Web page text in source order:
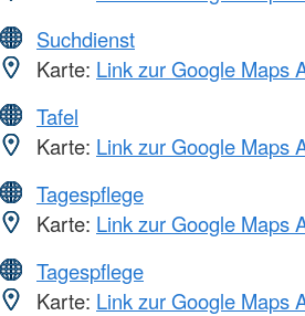
Suchdienst
Karte: Link zur Google Maps
Tafel
Karte: Link zur Google Maps
Tagespflege
Karte: Link zur Google Maps
Tagespflege
Karte: Link zur Google Maps